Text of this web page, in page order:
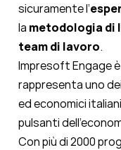
sicuramente l’
la metodologia di
team di lavoro.
Impresoft Engage è
rappresenta uno
ed economici
pulsanti
Con più di 2000